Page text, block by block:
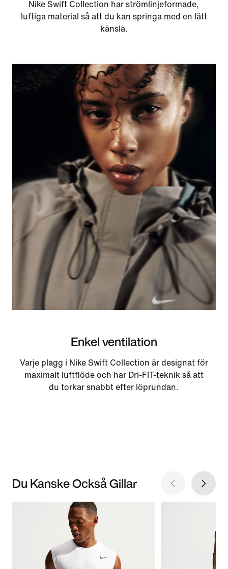
Nike Swift Collection har strömlinjeformade,
luftiga material så att du kan springa med en lätt
känsla.
Enkel ventilation
Varje plagg i Nike Swift Collection är designat för
maximalt luftflöde och har Dri-FIT-teknik så att
du torkar snabbt efter löprundan.
Du Kanske Också Gillar